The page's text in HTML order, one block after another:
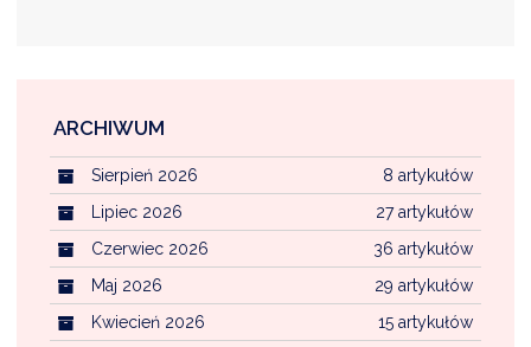
ARCHIWUM
8 artykułów
Sierpień 2026
27 artykułów
Lipiec 2026
36 artykułów
Czerwiec 2026
29 artykułów
Maj 2026
15 artykułów
Kwiecień 2026